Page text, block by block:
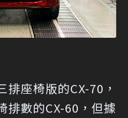
座椅版的CX-70，
排數的CX-60，但據